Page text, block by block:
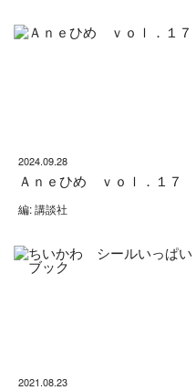
2024.09.28
Ａｎｅひめ ｖｏｌ．１７
編: 講談社
2021.08.23